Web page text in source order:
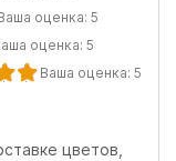
оценка: 5
оценка: 5
Ваша оценка: 5
цветов,